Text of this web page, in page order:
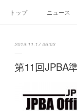
トップ ニュース
2019.11.17 06:03
第11回JPBA